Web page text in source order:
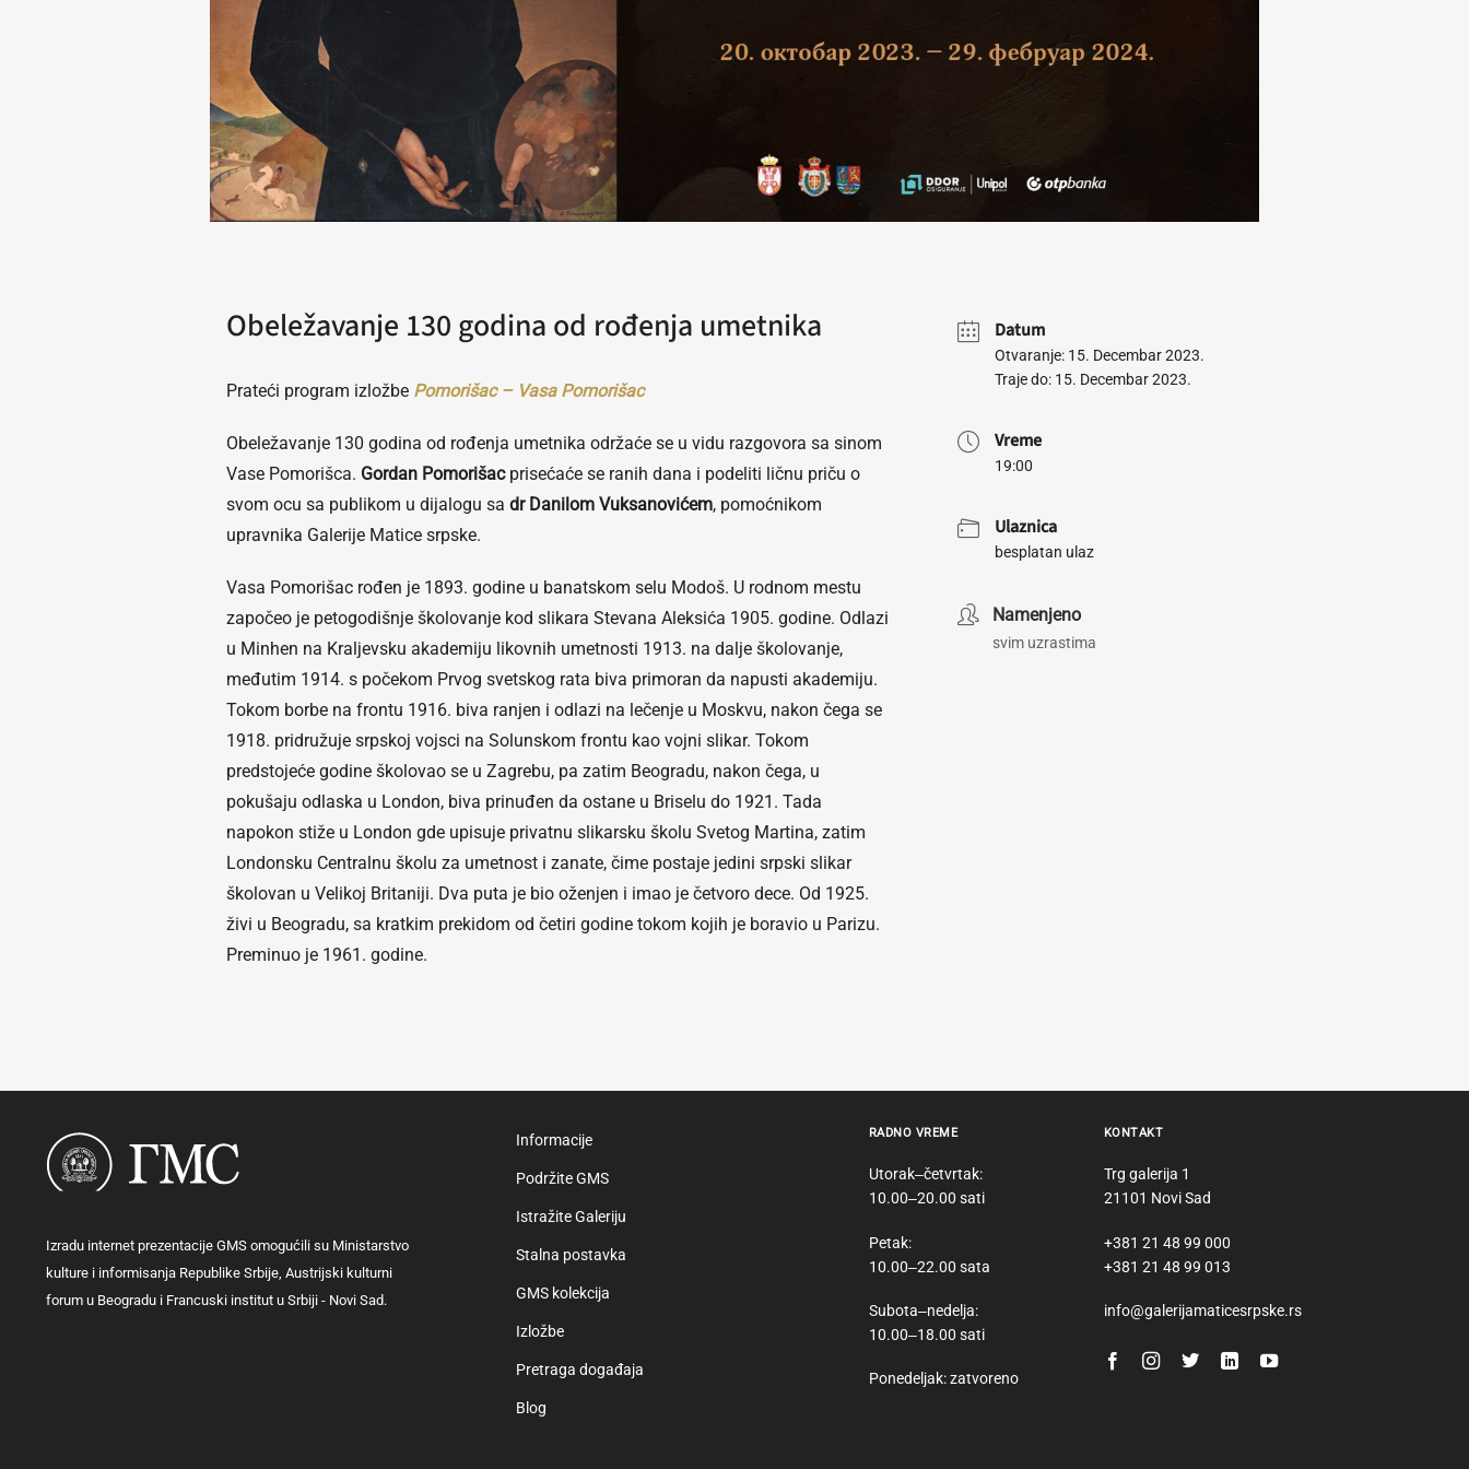
Obeležavanje 130 godina od rođenja umetnika
Prateći program izložbe Pomorišac – Vasa Pomorišac
Obeležavanje 130 godina od rođenja umetnika održaće se u vidu razgovora sa sinom
Vase Pomorišca. Gordan Pomorišacprisećaće se ranih dana i podeliti ličnu priču o
svom ocu sa publikom u dijalogu sa dr Danilom Vuksanovićem, pomoćnikom
upravnika Galerije Matice srpske.
Vasa Pomorišac rođen je 1893. godine u banatskom selu Modoš. U rodnom mestu
započeo je petogodišnje školovanje kod slikara Stevana Aleksića 1905. godine. Odlazi
u Minhen na Kraljevsku akademiju likovnih umetnosti 1913. na dalje školovanje,
međutim 1914. s počekom Prvog svetskog rata biva primoran da napusti akademiju.
Tokom borbe na frontu 1916. biva ranjen i odlazi na lečenje u Moskvu, nakon čega se
1918. pridružuje srpskoj vojsci na Solunskom frontu kao vojni slikar. Tokom
predstojeće godine školovao se u Zagrebu, pa zatim Beogradu, nakon čega, u
pokušaju odlaska u London, biva prinuđen da ostane u Briselu do 1921. Tada
napokon stiže u London gde upisuje privatnu slikarsku školu Svetog Martina, zatim
Londonsku Centralnu školu za umetnost i zanate, čime postaje jedini srpski slikar
školovan u Velikoj Britaniji. Dva puta je bio oženjen i imao je četvoro dece. Od 1925.
živi u Beogradu, sa kratkim prekidom od četiri godine tokom kojih je boravio u Parizu.
Preminuo je 1961. godine.
Datum
Otvaranje: 15. Decembar 2023.
Traje do: 15. Decembar 2023.
Vreme
19:00
Ulaznica
besplatan ulaz
Namenjeno
svim uzrastima
Izradu internet prezentacije GMS omogućili su Ministarstvo
kulture i informisanja Republike Srbije, Austrijski kulturni
forum u Beogradu i Francuski institut u Srbiji - Novi Sad.
Informacije
Podržite GMS
Istražite Galeriju
Stalna postavka
GMS kolekcija
Izložbe
Pretraga događaja
Blog
RADNO VREME
Utorak‒četvrtak:
10.00‒20.00 sati
Petak:
10.00‒22.00 sata
Subota‒nedelja:
10.00‒18.00 sati
Ponedeljak: zatvoreno
KONTAKT
Trg galerija 1
21101 Novi Sad
+381 21 48 99 000
+381 21 48 99 013
info@galerijamaticesrpske.rs